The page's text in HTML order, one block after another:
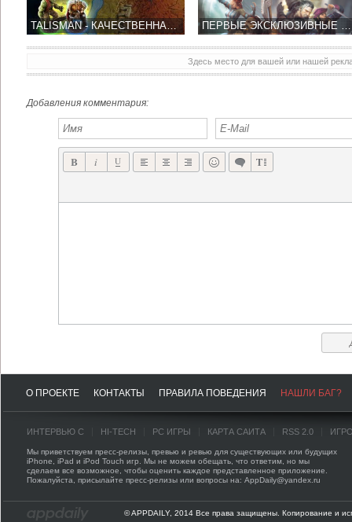
TALISMAN - КАЧЕСТВЕННАЯ НАСТОЛЬНАЯ ИГРА НА IPAD ПЕРВЫЕ ЭКСКЛЮЗИВНЫЕ ФАКТЫ IOS ВЕРСИИ THE WITCHER ADVENTURE GAME
Здесь место для вашей или нашей
Добавления комментария:
О ПРОЕКТЕ КОНТАКТЫ ПРАВИЛА ПОВЕДЕНИЯ НАШЛИ БАГ?
ИНТЕРВЬЮ С HI-TECH PC ИГРЫ КАРТА САЙТА RSS 2.0
Мы приветствуем пресс-релизы, превью и ревью для существующих или будущих
iPhone, iPad и iPod Touch игр. Мы не можем обещать, что ответим, но мы
сделаем все возможное, чтобы оценить каждое представленное приложение.
Пожалуйста, присылайте пресс-релизы или вопросы на: AppDaily@yandex.ru
© APPDAILY, 2014 Все права защищены. Копирование и